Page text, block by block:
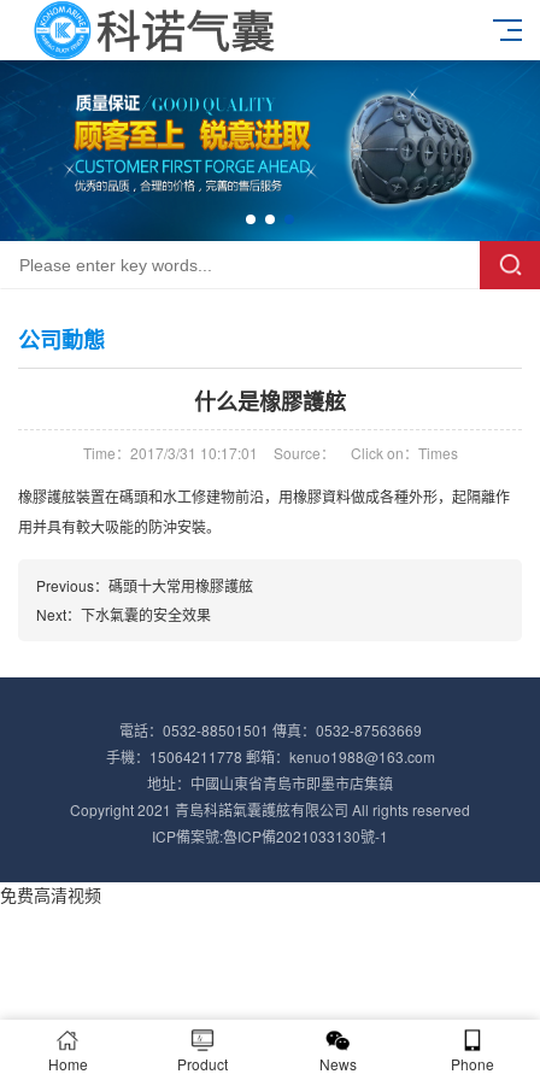
公司動態
什么是橡膠護舷
Time：2017/3/31 10:17:01 Source： Click on： Times
橡膠護舷裝置在碼頭和水工修建物前沿，用橡膠資料做成各種外形，起隔離作
用并具有較大吸能的防沖安裝。
Previous： 碼頭十大常用橡膠護舷
Next： 下水氣囊的安全效果
電話：0532-88501501 傳真：0532-87563669
手機：15064211778 郵箱：kenuo1988@163.com
地址：中國山東省青島市即墨市店集鎮
Copyright 2021 青島科諾氣囊護舷有限公司 All rights reserved
ICP備案號:魯ICP備2021033130號-1
Home Product News Phone
免费高清视频